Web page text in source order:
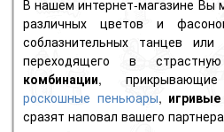
В нашем интернет-магазине Вы
различных цветов и
соблазнительных танцев или
переходящего в
комбинации,
роскошные пеньюары,
сразят наповал вашего